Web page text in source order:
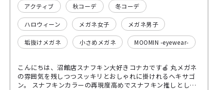
アクティブ 秋コーデ 冬コーデ
ハロウィーン メガネ女子 メガネ男子
垢抜けメガネ 小さめメガネ MOOMIN -eyewear-
こんにちは、沼館店スナフキン大好きコナカです🍎 丸メガネ
の雰囲気を残しつつスッキリとおしゃれに掛けれるヘキサゴ
ン。 スナフキンカラーの再現度高めでスナフキン推しとして